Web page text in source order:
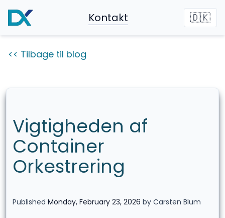
Kontakt 🇩🇰
<< Tilbage til blog
Vigtigheden af
Container
Orkestrering
Published Monday, February 23, 2026 by Carsten Blum